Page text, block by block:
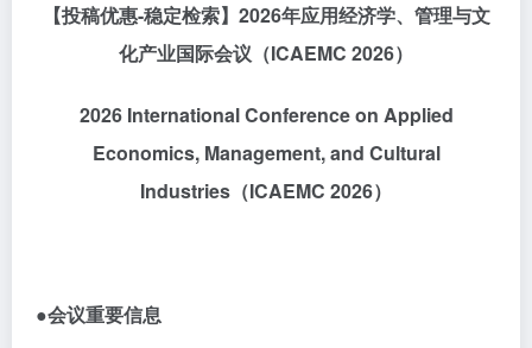
【投稿优惠-稳定检索】2026年应用经济学、管理与文
化产业国际会议 （ICAEMC 2026）
2026 International Conference on Applied
Economics, Management, and Cultural
Industries （ICAEMC 2026）
●会议重要信息